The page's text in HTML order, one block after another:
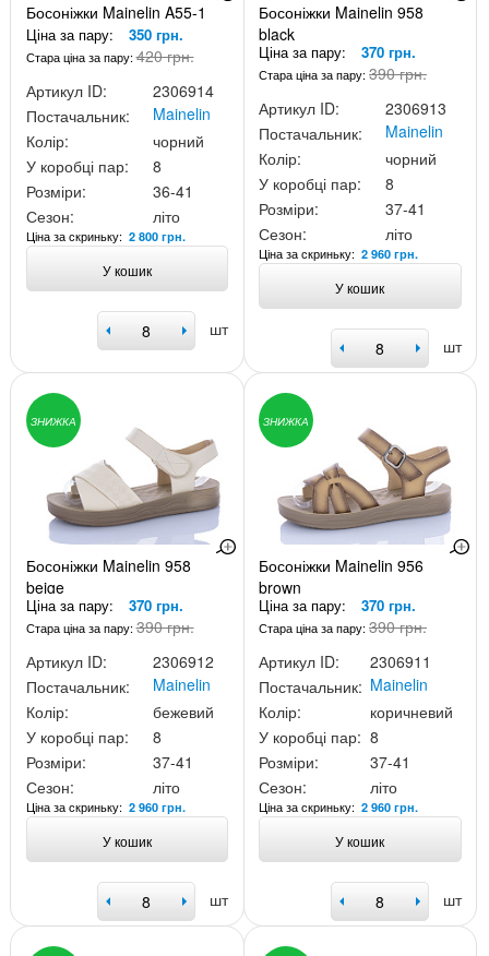
Босоніжки Mainelin A55-1
Ціна за пару: 350 грн.
Стара ціна за пару:420 грн.
Артикул ID:
2306914
Постачальник:
Mainelin
Колір:
чорний
У коробці пар:
8
Розміри:
36-41
Сезон:
літо
Ціна за скриньку: 2 800 грн.
У кошик
шт
Босоніжки Mainelin 958
black
Ціна за пару: 370 грн.
Стара ціна за пару:390 грн.
Артикул ID:
2306913
Постачальник:
Mainelin
Колір:
чорний
У коробці пар:
8
Розміри:
37-41
Сезон:
літо
Ціна за скриньку:2 960 грн.
У кошик
шт
ЗНИЖКА
Босоніжки Mainelin 958
beige
Ціна за пару: 370 грн.
Стара ціна за пару:390 грн.
Артикул ID:
2306912
Постачальник:
Mainelin
Колір:
бежевий
У коробці пар:
8
Розміри:
37-41
Сезон:
літо
Ціна за скриньку: 2 960 грн.
У кошик
шт
ЗНИЖКА
Босоніжки Mainelin 956
brown
Ціна за пару: 370 грн.
Стара ціна за пару:390 грн.
Артикул ID:
2306911
Постачальник: Mainelin
Колір:
коричневий
У коробці пар: 8
Розміри:
37-41
Сезон:
літо
Ціна за скриньку:2 960 грн.
У кошик
шт